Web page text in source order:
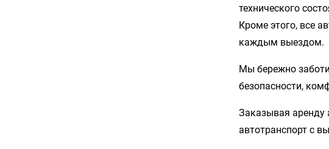
технического
Кроме этого, все
каждым выездом.
Мы бережно
безопасности,
Заказывая аренду
автотранспорт с